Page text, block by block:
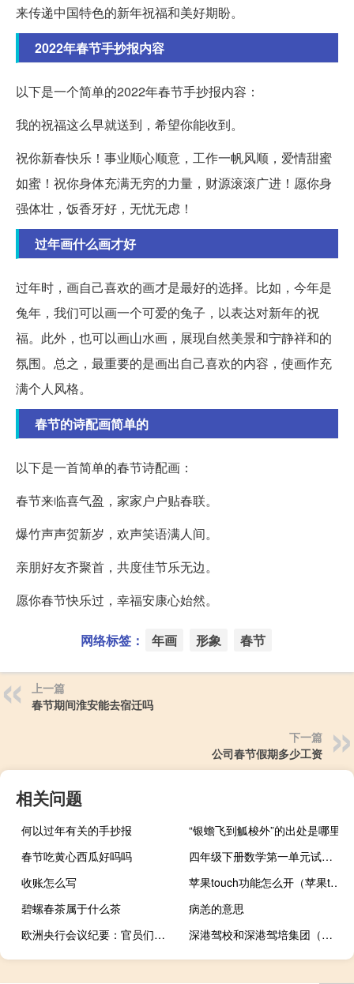
来传递中国特色的新年祝福和美好期盼。
2022年春节手抄报内容
以下是一个简单的2022年春节手抄报内容：
我的祝福这么早就送到，希望你能收到。
祝你新春快乐！事业顺心顺意，工作一帆风顺，爱情甜蜜
如蜜！祝你身体充满无穷的力量，财源滚滚广进！愿你身
强体壮，饭香牙好，无忧无虑！
过年画什么画才好
过年时，画自己喜欢的画才是最好的选择。比如，今年是
兔年，我们可以画一个可爱的兔子，以表达对新年的祝
福。此外，也可以画山水画，展现自然美景和宁静祥和的
氛围。总之，最重要的是画出自己喜欢的内容，使画作充
满个人风格。
春节的诗配画简单的
以下是一首简单的春节诗配画：
春节来临喜气盈，家家户户贴春联。
爆竹声声贺新岁，欢声笑语满人间。
亲朋好友齐聚首，共度佳节乐无边。
愿你春节快乐过，幸福安康心始然。
网络标签： 年画 形象 春节
上一篇
春节期间淮安能去宿迁吗
下一篇
公司春节假期多少工资
相关问题
何以过年有关的手抄报
“银蟾飞到觚梭外”的出处是哪里
春节吃黄心西瓜好吗吗
四年级下册数学第一单元试卷青岛版（四年级下册数学第一单元试卷）
收账怎么写
苹果touch功能怎么开（苹果touch）
碧螺春茶属于什么茶
病恙的意思
欧洲央行会议纪要：官员们认为没有确凿证据显示工资发展出现拐点
深港驾校和深港驾培集团（深圳深港驾校怎么样）